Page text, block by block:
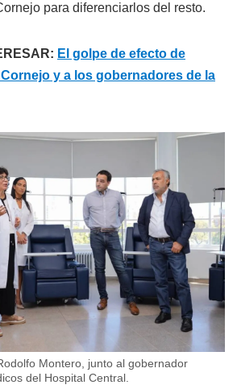
para diferenciarlos del resto.
El golpe de efecto de
y a los gobernadores de la
Montero, junto al gobernador
del Hospital Central.